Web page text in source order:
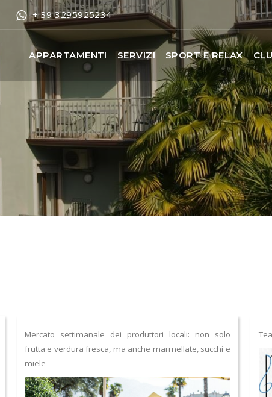
+ 39 3295925234
APPARTAMENTI SERVIZI SPORT E RELAX
Mercato settimanale dei produttori locali: non solo
frutta e verdura fresca, ma anche marmellate, succhi e
miele